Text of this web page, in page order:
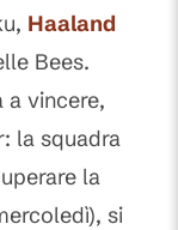
Haaland
Bees.
a vincere,
la squadra
la
si